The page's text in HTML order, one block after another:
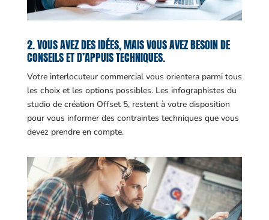
2. VOUS AVEZ DES IDÉES, MAIS VOUS AVEZ BESOIN DE
CONSEILS ET D’APPUIS TECHNIQUES.
Votre interlocuteur commercial vous orientera parmi tous
les choix et les options possibles. Les infographistes du
studio de création Offset 5, restent à votre disposition
pour vous informer des contraintes techniques que vous
devez prendre en compte.